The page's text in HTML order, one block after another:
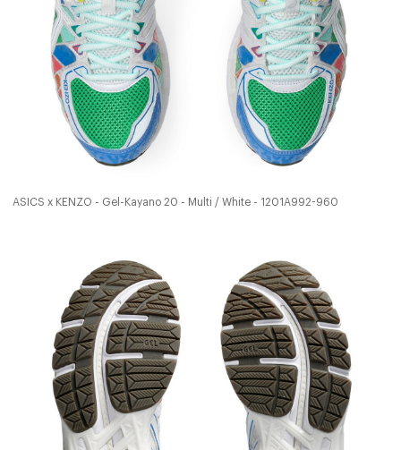
ASICS x KENZO - Gel-Kayano 20 - Multi / White - 1201A992-960